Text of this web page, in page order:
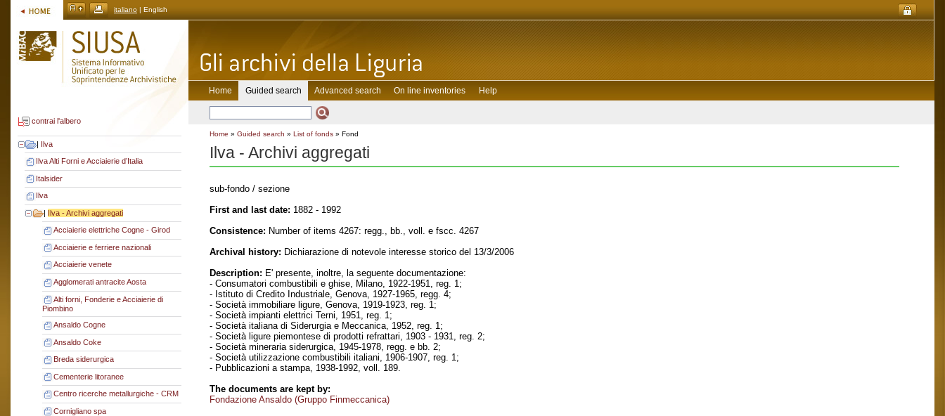
italiano | English
contrai l'albero
| Ilva
Ilva Alti Forni e Acciaierie d’Italia
Italsider
Ilva
| Ilva - Archivi aggregati
Acciaierie elettriche Cogne - Girod
Acciaierie e ferriere nazionali
Acciaierie venete
Agglomerati antracite Aosta
Alti forni, Fonderie e Acciaierie di
Piombino
Ansaldo Cogne
Ansaldo Coke
Breda siderurgica
Cementerie litoranee
Centro ricerche metallurgiche - CRM
Cornigliano spa
Home Guided search Advanced search On line inventories Help
Home » Guided search » List of fonds » Fond
Ilva - Archivi aggregati
sub-fondo / sezione
First and last date: 1882 - 1992
Consistence: Number of items 4267: regg., bb., voll. e fscc. 4267
Archival history: Dichiarazione di notevole interesse storico del 13/3/2006
Description: E' presente, inoltre, la seguente documentazione:
- Consumatori combustibili e ghise, Milano, 1922-1951, reg. 1;
- Istituto di Credito Industriale, Genova, 1927-1965, regg. 4;
- Società immobiliare ligure, Genova, 1919-1923, reg. 1;
- Società impianti elettrici Terni, 1951, reg. 1;
- Società italiana di Siderurgia e Meccanica, 1952, reg. 1;
- Società ligure piemontese di prodotti refrattari, 1903 - 1931, reg. 2;
- Società mineraria siderurgica, 1945-1978, regg. e bb. 2;
- Società utilizzazione combustibili italiani, 1906-1907, reg. 1;
- Pubblicazioni a stampa, 1938-1992, voll. 189.
The documents are kept by:
Fondazione Ansaldo (Gruppo Finmeccanica)